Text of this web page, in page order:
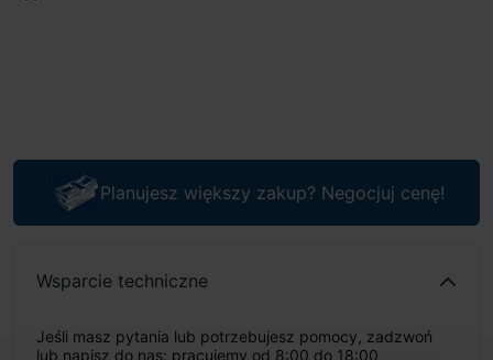
Planujesz większy zakup? Negocjuj cenę!
Wsparcie techniczne
Jeśli masz pytania lub potrzebujesz pomocy, zadzwoń
lub napisz do nas: pracujemy od 8:00 do 18:00,